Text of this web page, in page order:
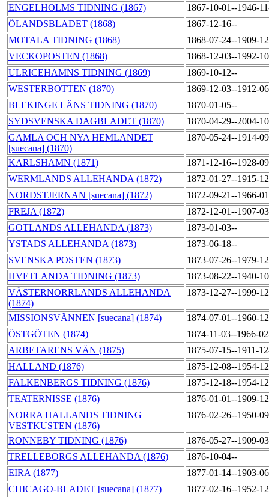
ENGELHOLMS TIDNING (1867)
1867-10-01--1946-
ÖLANDSBLADET (1868)
1867-12-16--
MOTALA TIDNING (1868)
1868-07-24--1909-
VECKOPOSTEN (1868)
1868-12-03--1992-
ULRICEHAMNS TIDNING (1869)
1869-10-12--
WESTERBOTTEN (1870)
1869-12-03--1912-
BLEKINGE LÄNS TIDNING (1870)
1870-01-05--
SYDSVENSKA DAGBLADET (1870)
1870-04-29--2004-
GAMLA OCH NYA HEMLANDET
[suecana] (1870)
1870-05-24--1914-
KARLSHAMN (1871)
1871-12-16--1928-
WERMLANDS ALLEHANDA (1872)
1872-01-27--1915-
NORDSTJERNAN [suecana] (1872)
1872-09-21--1966-
FREJA (1872)
1872-12-01--1907-
GOTLANDS ALLEHANDA (1873)
1873-01-03--
YSTADS ALLEHANDA (1873)
1873-06-18--
SVENSKA POSTEN (1873)
1873-07-26--1979-
HVETLANDA TIDNING (1873)
1873-08-22--1940-
VÄSTERNORRLANDS ALLEHANDA
(1874)
1873-12-27--1999-
MISSIONSVÄNNEN [suecana] (1874)
1874-07-01--1960-
ÖSTGÖTEN (1874)
1874-11-03--1966-
ARBETARENS VÄN (1875)
1875-07-15--1911-
HALLAND (1876)
1875-12-08--1954-
FALKENBERGS TIDNING (1876)
1875-12-18--1954-
TEATERNISSE (1876)
1876-01-01--1909-
NORRA HALLANDS TIDNING
VESTKUSTEN (1876)
1876-02-26--1950-
RONNEBY TIDNING (1876)
1876-05-27--1909-
TRELLEBORGS ALLEHANDA (1876)
1876-10-04--
EIRA (1877)
1877-01-14--1903-
CHICAGO-BLADET [suecana] (1877)
1877-02-16--1952-